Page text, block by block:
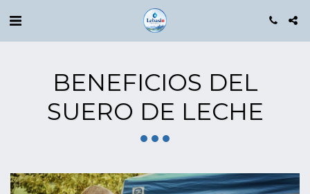
BENEFICIOS DEL
SUERO DE LECHE